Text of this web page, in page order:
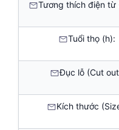
Tương thích điện từ
Tuổi thọ (h):
Đục lỗ (Cut
Kích thước